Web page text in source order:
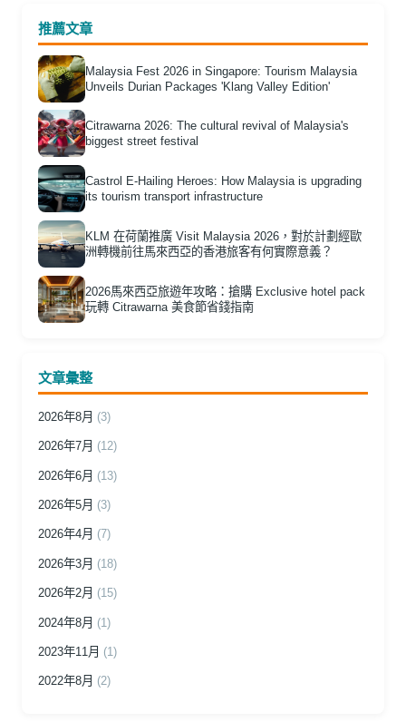
推薦文章
Malaysia Fest 2026 in Singapore: Tourism Malaysia
Unveils Durian Packages 'Klang Valley Edition'
Citrawarna 2026: The cultural revival of Malaysia's
biggest street festival
Castrol E-Hailing Heroes: How Malaysia is upgrading
its tourism transport infrastructure
KLM 在荷蘭推廣 Visit Malaysia 2026，對於計劃經歐
洲轉機前往馬來西亞的香港旅客有何實際意義？
2026馬來西亞旅遊年攻略：搶購 Exclusive hotel pack
玩轉 Citrawarna 美食節省錢指南
文章彙整
2026年8月 (3)
2026年7月 (12)
2026年6月 (13)
2026年5月 (3)
2026年4月 (7)
2026年3月 (18)
2026年2月 (15)
2024年8月 (1)
2023年11月 (1)
2022年8月 (2)